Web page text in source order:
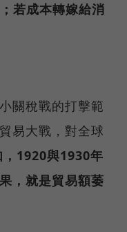
若成本轉嫁給消
關稅戰的打擊範
易大戰，對全球
，1920與1930年
，就是貿易額萎